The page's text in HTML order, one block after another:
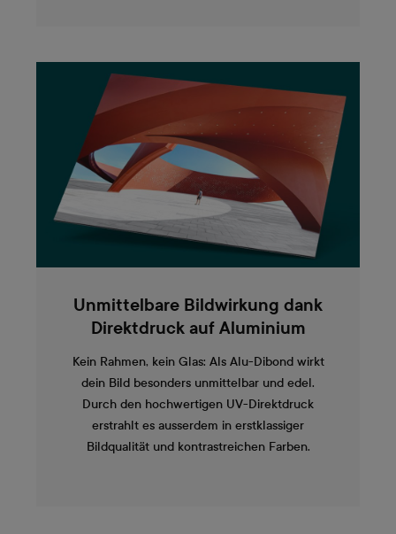
Unmittelbare Bildwirkung dank
Direktdruck auf Aluminium
Kein Rahmen, kein Glas: Als Alu-Dibond wirkt
dein Bild besonders unmittelbar und edel.
Durch den hochwertigen UV-Direktdruck
erstrahlt es ausserdem in erstklassiger
Bildqualität und kontrastreichen Farben.